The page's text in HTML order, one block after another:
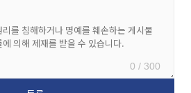
0 / 300